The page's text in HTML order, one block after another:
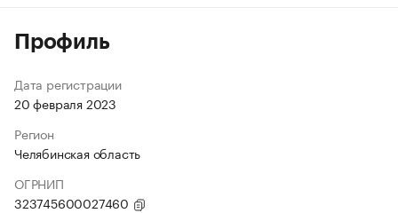
Профиль
Дата регистрации
20 февраля 2023
Регион
Челябинская область
ОГРНИП
323745600027460